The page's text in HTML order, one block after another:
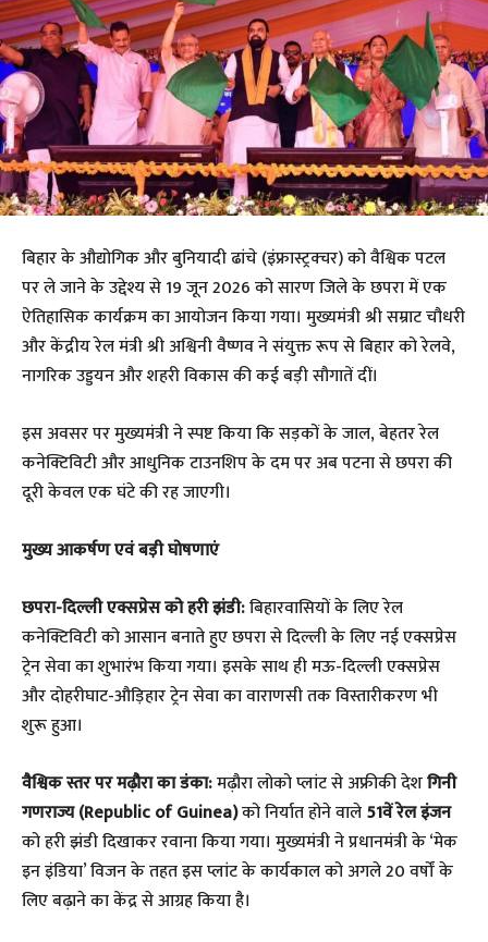
बिहार के औद्योगिक और बुनियादी ढांचे (इंफ्रास्ट्रक्चर) को वैश्विक पटल
पर ले जाने के उद्देश्य से 19 जून 2026 को सारण जिले के छपरा में एक
ऐतिहासिक कार्यक्रम का आयोजन किया गया। मुख्यमंत्री श्री सम्राट चौधरी
और केंद्रीय रेल मंत्री श्री अश्विनी वैष्णव ने संयुक्त रूप से बिहार को रेलवे,
नागरिक उड्डयन और शहरी विकास की कई बड़ी सौगातें दीं।
​इस अवसर पर मुख्यमंत्री ने स्पष्ट किया कि सड़कों के जाल, बेहतर रेल
कनेक्टिविटी और आधुनिक टाउनशिप के दम पर अब पटना से छपरा की
दूरी केवल एक घंटे की रह जाएगी।
​मुख्य आकर्षण एवं बड़ी घोषणाएं
छपरा-दिल्ली एक्सप्रेस को हरी झंडी:बिहारवासियों के लिए रेल
कनेक्टिविटी को आसान बनाते हुए छपरा से दिल्ली के लिए नई एक्सप्रेस
ट्रेन सेवा का शुभारंभ किया गया। इसके साथ ही मऊ-दिल्ली एक्सप्रेस
और दोहरीघाट-औड़िहार ट्रेन सेवा का वाराणसी तक विस्तारीकरण भी
शुरू हुआ।
वैश्विक स्तर पर मढ़ौरा का डंका:मढ़ौरा लोको प्लांट से अफ्रीकी देशगिनी
गणराज्य (Republic of Guinea)को निर्यात होने वाले51वें रेल इंजन
को हरी झंडी दिखाकर रवाना किया गया। मुख्यमंत्री ने प्रधानमंत्री के ‘मेक
इन इंडिया’ विजन के तहत इस प्लांट के कार्यकाल को अगले 20 वर्षों के
लिए बढ़ाने का केंद्र से आग्रह किया है।